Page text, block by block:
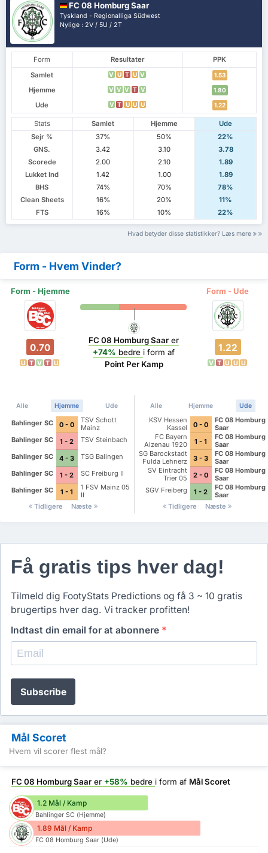
FC 08 Homburg Saar
Tyskland - Regionalliga Südwest
Nylige : 2V / 5U / 2T
Form Resultater
PPK
Samlet
V U T U V 1.53
Hjemme V V V T V 1.80
Ude V T U U U 1.22
Stats Samlet Hjemme
Ude
Sejr %
37% 50%
22%
GNS.
3.42 3.10
3.78
Scorede
2.00 2.10
1.89
Lukket Ind
1.42 1.00
1.89
BHS
74% 70%
78%
Clean Sheets
16% 20%
11%
FTS
16% 10% 22%
Hvad betyder disse statistikker? Læs mere
Form - Hvem Vinder?
Form - Hjemme Form - Ude
0.70
U T V T U
FC 08 Homburg Saar er
+74% bedre i form af
Point Per Kamp
1.22
V T U U U
Alle Hjemme Ude
Bahlinger SC 0 - 0
TSV Schott
Mainz
Bahlinger SC
1 - 2
TSV Steinbach
Bahlinger SC
4 - 3
TSG Balingen
Bahlinger SC
1 - 2
SC Freiburg II
Bahlinger SC
1 - 1
1 FSV Mainz 05
II
Tidligere
Næste
Alle Hjemme Ude
KSV Hessen
Kassel
0 - 0
FC 08 Homburg
Saar
FC Bayern
Alzenau 1920
1 - 1
FC 08 Homburg
Saar
SG Barockstadt
Fulda Lehnerz
3 - 3
FC 08 Homburg
Saar
SV Eintracht
Trier 05
2 - 0
FC 08 Homburg
Saar
SGV Freiberg
1 - 2
FC 08 Homburg
Saar
Tidligere
Næste
Få gratis tips hver dag!
Tilmeld dig FootyStats Predictions og få 3 ~ 10 gratis
brugertips hver dag. Vi tracker profitten!
Indtast din email for at abonnere *
Subscribe
Mål Scoret
Hvem vil scorer flest mål?
FC 08 Homburg Saar er +58% bedre i form af Mål Scoret
1.2 Mål / Kamp
Bahlinger SC (Hjemme)
1.89 Mål / Kamp
FC 08 Homburg Saar (Ude)